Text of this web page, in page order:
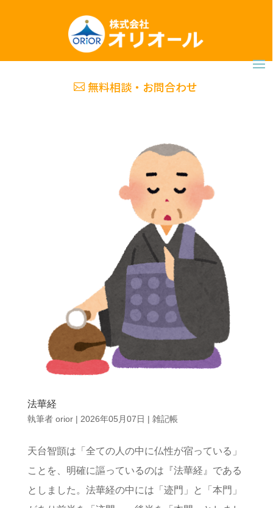
無料相談・お問合わせ
法華経
執筆者 orior| 2026年05月07日 | 雑記帳
天台智顗は「全ての人の中に仏性が宿っている」
ことを、明確に謳っているのは『法華経』である
としました。法華経の中には「迹門」と「本門」